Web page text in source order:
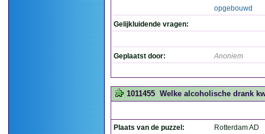
opgebouwd
Gelijkluidende vragen:
Geplaatst door: Anoniem
1011455 Welke alcoholische drank
Plaats van de puzzel:
Rotterdam AD